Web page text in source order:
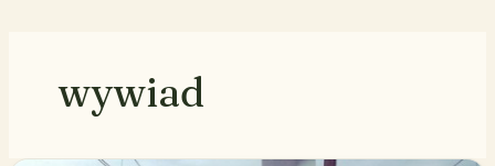
wywiad